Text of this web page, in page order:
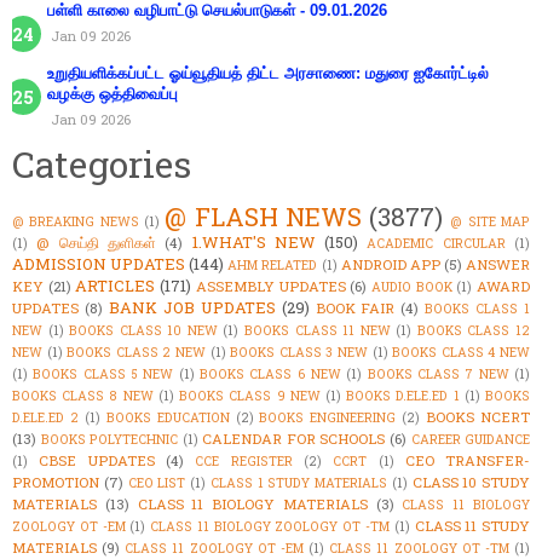
பள்ளி காலை வழிபாட்டு செயல்பாடுகள் - 09.01.2026
Jan 09 2026
உறுதியளிக்கப்பட்ட ஓய்வூதியத் திட்ட அரசாணை: மதுரை ஐகோர்ட்டில்
வழக்கு ஒத்திவைப்பு
Jan 09 2026
Categories
@ BREAKING NEWS (1) @ FLASH NEWS (3877) @ SITE MAP
(1) @ செய்தி துளிகள் (4) 1.WHAT'S NEW (150) ACADEMIC CIRCULAR (1)
ADMISSION UPDATES (144) AHM RELATED (1) ANDROID APP (5) ANSWER
KEY (21) ARTICLES (171) ASSEMBLY UPDATES (6) AUDIO BOOK (1) AWARD
UPDATES (8) BANK JOB UPDATES (29) BOOK FAIR (4) BOOKS CLASS 1
NEW (1) BOOKS CLASS 10 NEW (1) BOOKS CLASS 11 NEW (1) BOOKS CLASS 12
NEW (1) BOOKS CLASS 2 NEW (1) BOOKS CLASS 3 NEW (1) BOOKS CLASS 4 NEW
(1) BOOKS CLASS 5 NEW (1) BOOKS CLASS 6 NEW (1) BOOKS CLASS 7 NEW (1)
BOOKS CLASS 8 NEW (1) BOOKS CLASS 9 NEW (1) BOOKS D.ELE.ED 1 (1) BOOKS
D.ELE.ED 2 (1) BOOKS EDUCATION (2) BOOKS ENGINEERING (2) BOOKS NCERT
(13) BOOKS POLYTECHNIC (1) CALENDAR FOR SCHOOLS (6) CAREER GUIDANCE
(1)
CBSE UPDATES (4) CCE REGISTER (2) CCRT (1)
CEO TRANSFER-
PROMOTION (7) CEO LIST (1) CLASS 1 STUDY MATERIALS (1) CLASS 10 STUDY
MATERIALS (13) CLASS 11 BIOLOGY MATERIALS (3) CLASS 11 BIOLOGY
ZOOLOGY OT -EM (1) CLASS 11 BIOLOGY ZOOLOGY OT -TM (1) CLASS 11 STUDY
MATERIALS (9) CLASS 11 ZOOLOGY OT -EM (1) CLASS 11 ZOOLOGY OT -TM (1)